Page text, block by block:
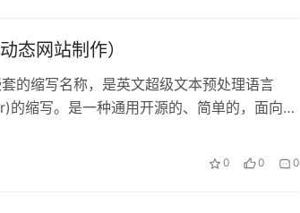
态网站制作）
的缩写名称，是英文超级文本预处理语言
缩写。是一种通用开源的、简单的，面向对
0 0 0